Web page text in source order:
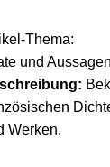
Thema:
und
Werken.